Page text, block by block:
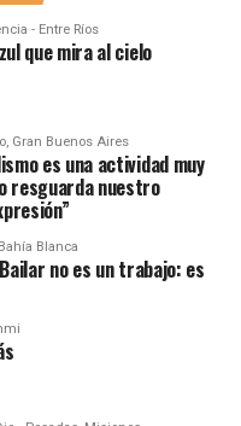
- Entre Ríos
que mira al cielo
Gran Buenos Aires
es una actividad muy
resguarda nuestro
Blanca
no es un trabajo: es